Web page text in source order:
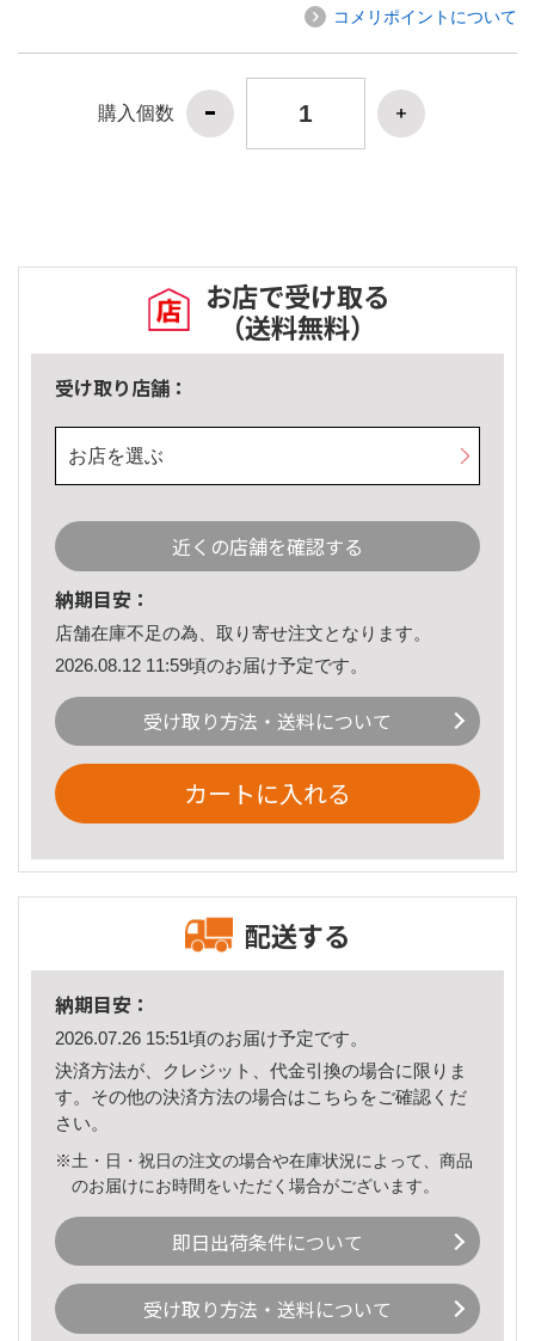
コメリポイントについて
購入個数
お店で受け取る
（送料無料）
受け取り店舗：
お店を選ぶ
近くの店舗を確認する
納期目安：
店舗在庫不足の為、取り寄せ注文となります。
2026.08.12 11:59頃のお届け予定です。
受け取り方法・送料について
カートに入れる
配送する
納期目安：
2026.07.26 15:51頃のお届け予定です。
決済方法が、クレジット、代金引換の場合に限りま
す。その他の決済方法の場合はこちら をご確認くだ
さい。
※土・日・祝日の注文の場合や在庫状況によって、商品
のお届けにお時間をいただく場合がございます。
即日出荷条件について
受け取り方法・送料について